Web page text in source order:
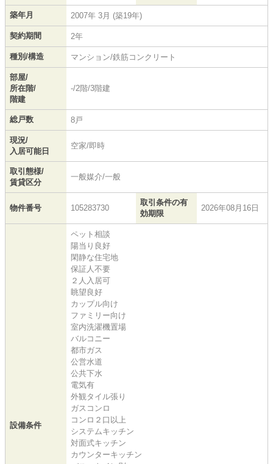
築年月 2007年 3月 (築19年)
契約期間 2年
種別/構造 マンション/鉄筋コンクリート
部屋/
所在階/
階建
-/2階/3階建
総戸数 8戸
現況/
入居可能日
空家/即時
取引態様/
賃貸区分
一般媒介/一般
物件番号 105283730
取引条件の有
効期限
2026年08月16日
設備条件
ペット相談
陽当り良好
閑静な住宅地
保証人不要
２人入居可
眺望良好
カップル向け
ファミリー向け
室内洗濯機置場
バルコニー
都市ガス
公営水道
公共下水
電気有
外観タイル張り
ガスコンロ
コンロ２口以上
システムキッチン
対面式キッチン
カウンターキッチン